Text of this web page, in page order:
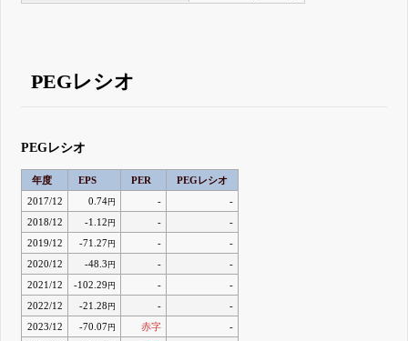
PEGレシオ
PEGレシオ
年度 EPS PER
PEGレシオ
2017/12
0.74円 -
-
2018/12
-1.12 円 -
-
2019/12
-71.27円 -
-
2020/12
-48.3 円 -
-
2021/12
-102.29 円 -
-
2022/12
-21.28 円 -
-
2023/12
-70.07円 赤字
-